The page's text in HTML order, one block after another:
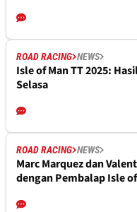
ROAD RACING NEWS
Isle of Man TT 2025:
Selasa
ROAD RACING NEWS
Marc Marquez dan
dengan Pembalap Isle